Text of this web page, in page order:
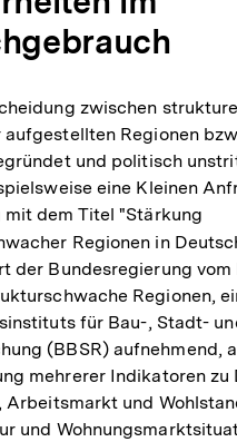
zwischen
Regionen
und politisch
eine Kleinen
mit dem Titel "Stärkung
Regionen in
der Bundesregierung vom
Regionen,
für Bau-, Stadt-
(BBSR) aufnehmend,
mehrerer Indikatoren zu
und
und